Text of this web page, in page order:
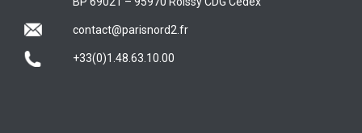
contact@parisnord2.fr
+33(0)1.48.63.10.00